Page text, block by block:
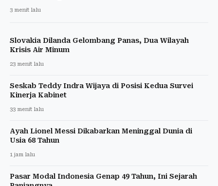
3 menit lalu
Slovakia Dilanda Gelombang Panas, Dua Wilayah
Krisis Air Minum
23 menit lalu
Seskab Teddy Indra Wijaya di Posisi Kedua Survei
Kinerja Kabinet
33 menit lalu
Ayah Lionel Messi Dikabarkan Meninggal Dunia di
Usia 68 Tahun
1 jam lalu
Pasar Modal Indonesia Genap 49 Tahun, Ini Sejarah